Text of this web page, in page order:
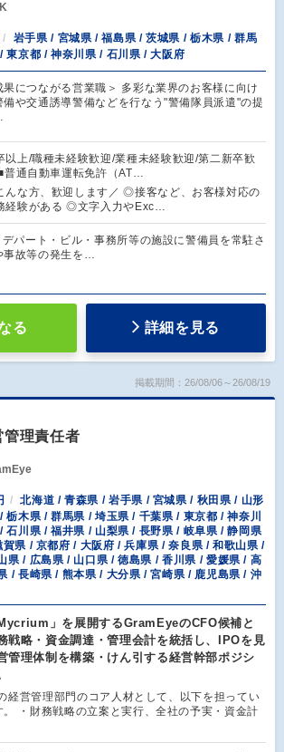
岩手県 / 宮城県 / 福島県 / 茨城県 / 栃木県 / 群馬
東京都 / 神奈川県 / 石川県 / 大阪府
果につながる営業職＞ 多彩な業界のお客様に向け
備や交通誘導警備などを行なう"警備隊員派遣"の提
以上/職種未経験歓迎/業種未経験歓迎/第二新卒歓
普通自動車運転免許（AT…
んな方、歓迎します／ ◎接客など、お客様対応の
経験がある ◎文字入力やExc…
パート・ビル・事務所等の施設に警備員を常駐さ
事故等の発生を…
る 詳細を見る
掲載期間：26/08/06～26/08/19
管理責任者
北海道 / 青森県 / 岩手県 / 宮城県 / 秋田県 / 山形
栃木県 / 群馬県 / 埼玉県 / 千葉県 / 東京都 / 神奈川
石川県 / 福井県 / 山梨県 / 長野県 / 岐阜県 / 静岡県
県 / 京都府 / 大阪府 / 兵庫県 / 奈良県 / 和歌山県 /
県 / 広島県 / 山口県 / 徳島県 / 香川県 / 愛媛県 / 高
/ 長崎県 / 熊本県 / 大分県 / 宮崎県 / 鹿児島県 / 沖
」を展開するGramEyeのCFO候補と
戦略・資金調達・管理会計を統括し、IPOを見
管理体制を構築・けん引する経営幹部ポジシ
経営管理部門のコア人材として、以下を担ってい
。 ・財務戦略の立案と実行、全社の予実・資金計